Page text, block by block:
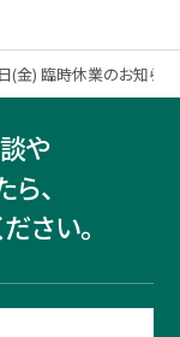
(金) 臨時休業のお知らせ
や
、
さい。